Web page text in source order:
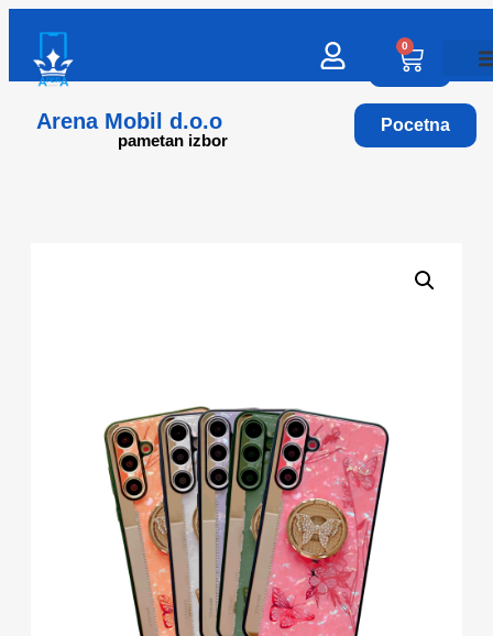
Arena Mobil d.o.o
pametan izbor
0
Pocetna